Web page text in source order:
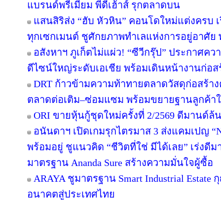
แบรนด์พรีเมี่ยม พีดีเฮ้าส์ รุกตลาดบน
แสนสิริส่ง “ฮับ หัวหิน” คอนโดใหม่แต่งครบ
ทุกเซกเมนต์ ชูศักยภาพทำเลแห่งการอยู่อาศั
อสังหาฯ ภูเก็ตไม่แผ่ว! “ซีวีกรุ๊ป” ประกาศคว
ดีไซน์ใหญ่ระดับเอเชีย พร้อมเดินหน้างานก่อส
DRT ก้าวข้ามความท้าทายตลาดวัสดุก่อสร้า
ตลาดต่อเติม–ซ่อมแซม พร้อมขยายฐานลูกค้
ORI ขายหุ้นกู้ชุดใหม่ครั้งที่ 2/2569 ดีมานด์ล้
อนันดาฯ เปิดเกมรุกไตรมาส 3 ส่งแคมเปญ
พร้อมอยู่ ชูแนวคิด “ชีวิตที่ใช่ มีได้เลย” เร่งดี
มาตรฐาน Ananda Sure สร้างความมั่นใจผู้ซื้อ
ARAYA ชูมาตรฐาน Smart Industrial
อนาคตสู่ประเทศไทย